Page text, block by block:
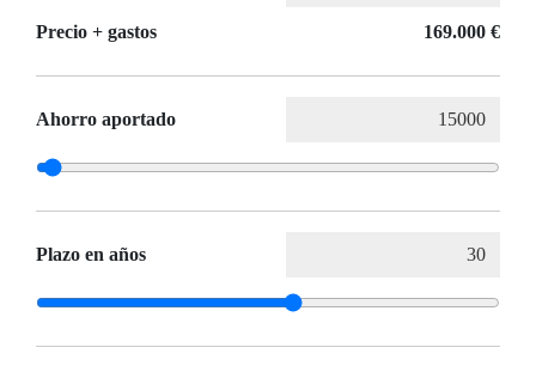
Precio + gastos 169.000 €
Ahorro aportado
Plazo en años